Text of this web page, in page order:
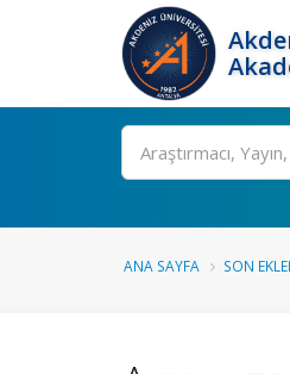
Ara
ANA SAYFA SON